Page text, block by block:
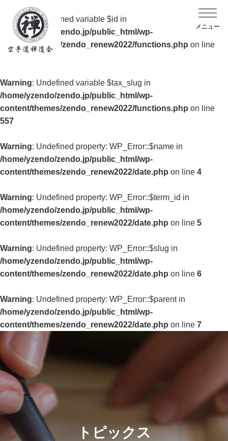
Warning: Undefined variable $id in
/home/yzendo/zendo.jp/public_html/wp-
content/themes/zendo_renew2022/functions.php on line
Warning: Undefined variable $tax_slug in
/home/yzendo/zendo.jp/public_html/wp-
content/themes/zendo_renew2022/functions.php on line
557
Warning: Undefined property: WP_Error::$name in
/home/yzendo/zendo.jp/public_html/wp-
content/themes/zendo_renew2022/date.php on line 4
Warning: Undefined property: WP_Error::$term_id in
/home/yzendo/zendo.jp/public_html/wp-
content/themes/zendo_renew2022/date.php on line 5
Warning: Undefined property: WP_Error::$slug in
/home/yzendo/zendo.jp/public_html/wp-
content/themes/zendo_renew2022/date.php on line 6
Warning: Undefined property: WP_Error::$parent in
/home/yzendo/zendo.jp/public_html/wp-
content/themes/zendo_renew2022/date.php on line 7
トピックス